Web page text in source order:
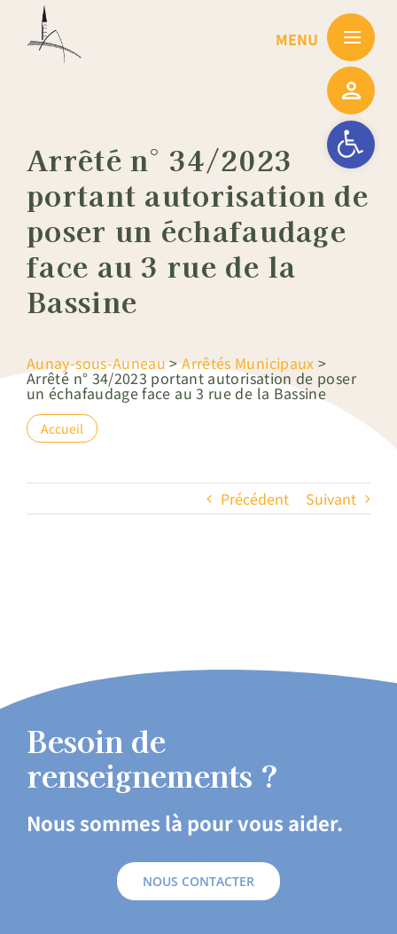
Ouvrir la
Arrêté n° 34/2023
portant autorisation de
poser un échafaudage
face au 3 rue de la
Bassine
Aunay-sous-Auneau>Arrêtés Municipaux >
Arrêté n° 34/2023 portant autorisation de poser
un échafaudage face au 3 rue de la Bassine
Accueil
Précédent Suivant
Besoin de
renseignements ?
Nous sommes là pour vous aider.
NOUS CONTACTER